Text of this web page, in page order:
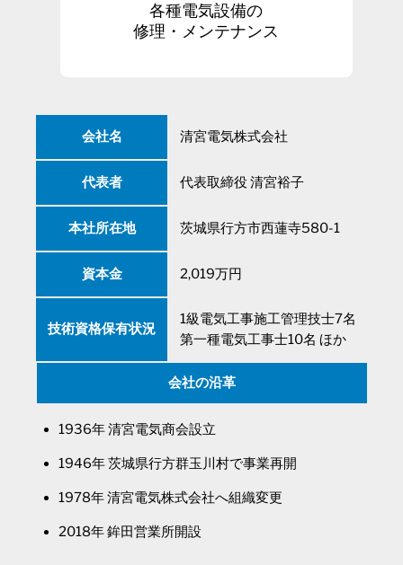
各種電気設備の
修理・メンテナンス
会社名 清宮電気株式会社
代表者 代表取締役 清宮裕子
本社所在地 茨城県行方市西蓮寺580-1
資本金 2,019万円
技術資格保有状況
1級電気工事施工管理技士7名
第一種電気工事士10名 ほか
会社の沿革
1936年 清宮電気商会設立
1946年 茨城県行方群玉川村で事業再開
1978年 清宮電気株式会社へ組織変更
2018年 鉾田営業所開設